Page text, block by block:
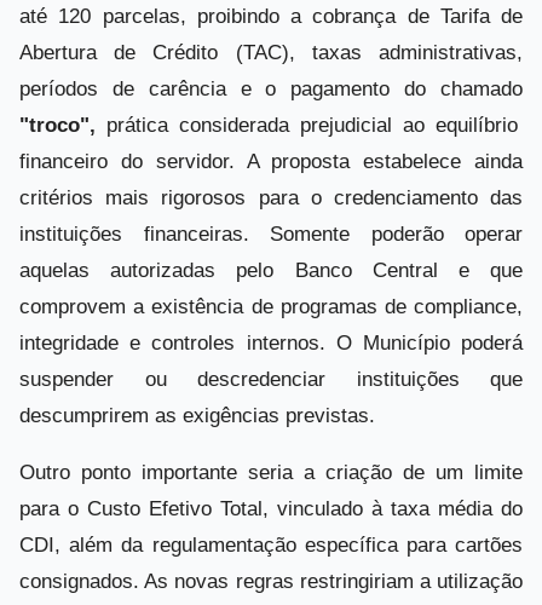
até 120 parcelas, proibindo a cobrança de Tarifa de
Abertura de Crédito (TAC), taxas administrativas,
períodos de carência e o pagamento do chamado
"troco", prática considerada prejudicial ao equilíbrio
financeiro do servidor. A proposta estabelece ainda
critérios mais rigorosos para o credenciamento das
instituições financeiras. Somente poderão operar
aquelas autorizadas pelo Banco Central e que
comprovem a existência de programas de compliance,
integridade e controles internos. O Município poderá
suspender ou descredenciar instituições que
descumprirem as exigências previstas.
Outro ponto importante seria a criação de um limite
para o Custo Efetivo Total, vinculado à taxa média do
CDI, além da regulamentação específica para cartões
consignados. As novas regras restringiriam a utilização